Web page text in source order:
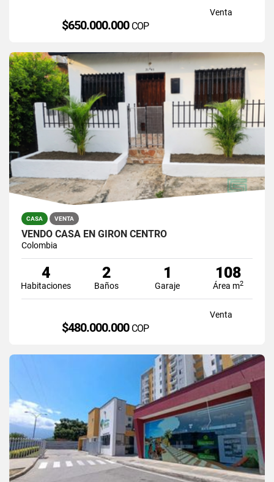
Venta
$650.000.000 COP
CASA VENTA
VENDO CASA EN GIRON CENTRO
Colombia
4
Habitaciones
2
Baños
1
Garaje
108
Área m2
Venta
$480.000.000 COP